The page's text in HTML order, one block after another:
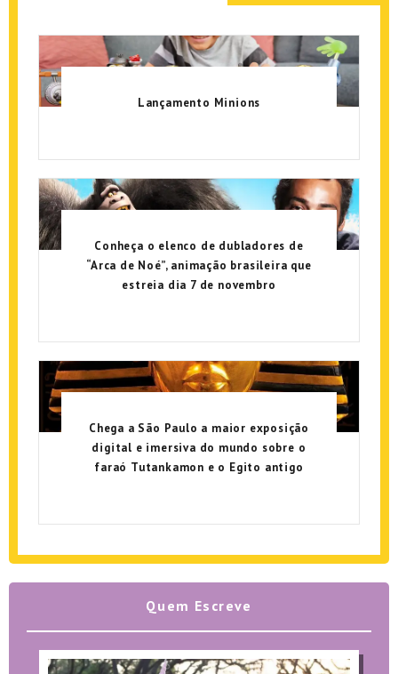
Lançamento Minions
Conheça o elenco de dubladores de
“Arca de Noé”, animação brasileira que
estreia dia 7 de novembro
Chega a São Paulo a maior exposição
digital e imersiva do mundo sobre o
faraó Tutankamon e o Egito antigo
Quem Escreve